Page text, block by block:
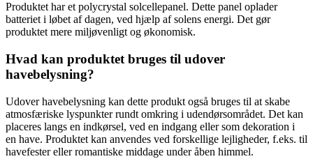
Produktet har et polycrystal solcellepanel. Dette panel oplader
batteriet i løbet af dagen, ved hjælp af solens energi. Det gør
produktet mere miljøvenligt og økonomisk.
Hvad kan produktet bruges til udover
havebelysning?
Udover havebelysning kan dette produkt også bruges til at skabe
atmosfæriske lyspunkter rundt omkring i udendørsområdet. Det kan
placeres langs en indkørsel, ved en indgang eller som dekoration i
en have. Produktet kan anvendes ved forskellige lejligheder, f.eks. til
havefester eller romantiske middage under åben himmel.